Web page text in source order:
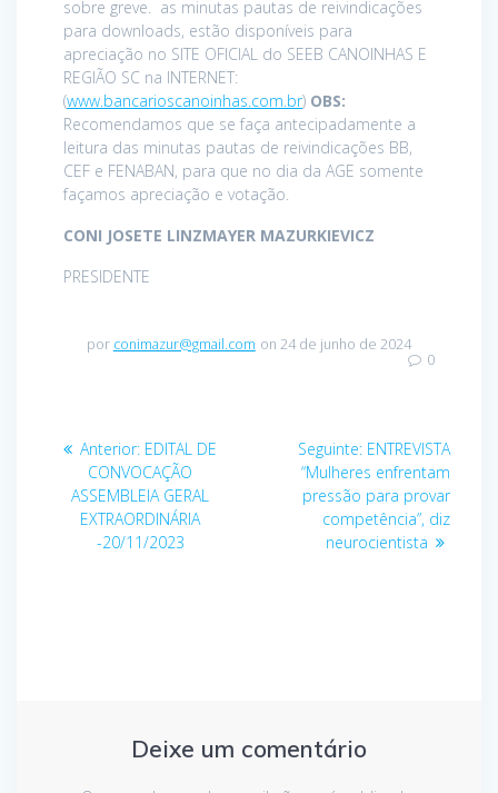
sobre greve. as minutas pautas de reivindicações
para downloads, estão disponíveis para
apreciação no SITE OFICIAL do SEEB CANOINHAS E
REGIÃO SC na INTERNET:
(www.bancarioscanoinhas.com.br) OBS:
Recomendamos que se faça antecipadamente a
leitura das minutas pautas de reivindicações BB,
CEF e FENABAN, para que no dia da AGE somente
façamos apreciação e votação.
CONI JOSETE LINZMAYER MAZURKIEVICZ
PRESIDENTE
por conimazur@gmail.com on 24 de junho de 2024
0
Navegação
Post
Anterior: Post
anterior:
EDITAL DE
CONVOCAÇÃO
ASSEMBLEIA GERAL
EXTRAORDINÁRIA
-20/11/2023
Seguinte: Post
seguinte:
ENTREVISTA
“Mulheres enfrentam
pressão para provar
competência”, diz
neurocientista
Deixe um comentário